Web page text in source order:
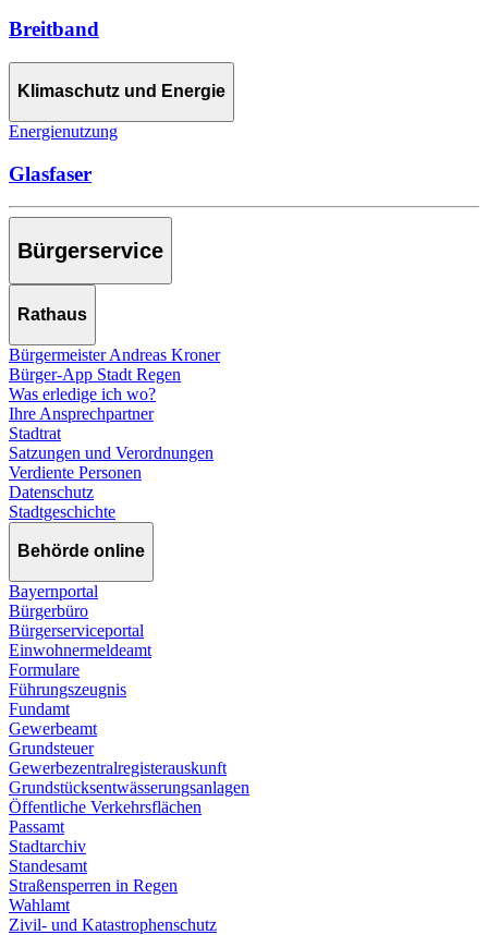
Breitband
Klimaschutz und Energie
Energienutzung
Glasfaser
Bürgerservice
Rathaus
Bürgermeister Andreas Kroner
Bürger-App Stadt Regen
Was erledige ich wo?
Ihre Ansprechpartner
Stadtrat
Satzungen und Verordnungen
Verdiente Personen
Datenschutz
Stadtgeschichte
Behörde online
Bayernportal
Bürgerbüro
Bürgerserviceportal
Einwohnermeldeamt
Formulare
Führungszeugnis
Fundamt
Gewerbeamt
Grundsteuer
Gewerbezentralregisterauskunft
Grundstücksentwässerungsanlagen
Öffentliche Verkehrsflächen
Passamt
Stadtarchiv
Standesamt
Straßensperren in Regen
Wahlamt
Zivil- und Katastrophenschutz